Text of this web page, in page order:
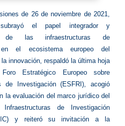
de 26 de noviembre de 2021,
el papel integrador y
de las infraestructuras de
en el ecosistema europeo del
innovación, respaldó la última hoja
Estratégico Europeo sobre
de Investigación (ESFRI), acogió
la evaluación del marco jurídico del
de Investigación
y reiteró su invitación a la